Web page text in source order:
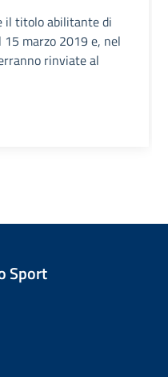
il titolo abilitante di
marzo 2019 e, nel
rinviate al
Sport